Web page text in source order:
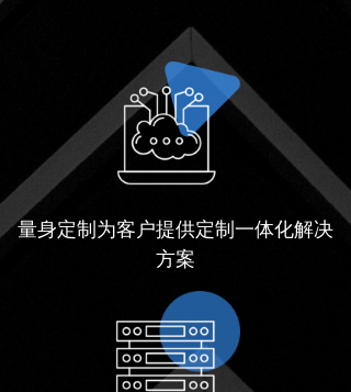
量身定制为客户提供定制一体化解决
方案